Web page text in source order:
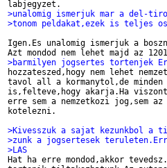
>unalomig ismerjuk mar a del-
>tonom peldakat,ezek is teljes
Igen.Es unalomig ismerjuk a
>barmilyen jogsertes tortenjek
hozzateszed,hogy nem lehet
tavol all a kormanytol,de
is,felteve,hogy akarja.Ha viszont
erre sem a nemzetkozi jog,sem az
kotelezni.
>Kivesszuk a sajat kezunkbol a
>zunk a jogsertesek teruleten.Erre
>LAS
Hat ha erre mondod,akkor